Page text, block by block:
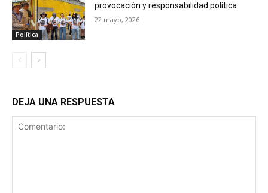
Política
provocación y responsabilidad política
22 mayo, 2026
DEJA UNA RESPUESTA